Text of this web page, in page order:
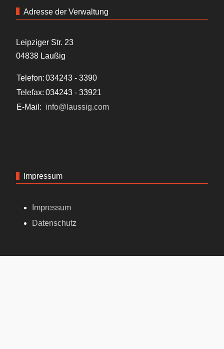
Adresse der Verwaltung
Leipziger Str. 23
04838 Laußig
Telefon:034243 - 3390
Telefax: 034243 - 33921
E-Mail: info@laussig.com
Impressum
Impressum
Datenschutz